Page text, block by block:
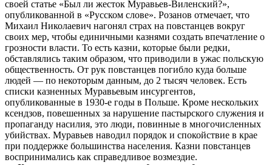
своей статье «Был ли жесток Муравьев-Виленский?»,
опубликованной в «Русском слове». Розанов отмечает, что
Михаил Николаевич нагонял страх на повстанцев вокруг
своих мер, чтобы единичными казнями создать впечатление о
грозности власти. То есть казни, которые были редки,
обставлялись таким образом, что приводили в ужас польскую
общественность. От рук повстанцев погибло куда больше
людей — по некоторым данным, до 2 тысяч человек. Есть
списки казненных Муравьевым инсургентов,
опубликованные в 1930-е годы в Польше. Кроме нескольких
ксендзов, повешенных за нарушение пастырского служения и
пропаганду насилия, это люди, повинные в многочисленных
убийствах. Муравьев наводил порядок и спокойствие в крае
при поддержке большинства населения. Казни повстанцев
воспринимались как справедливое возмездие.